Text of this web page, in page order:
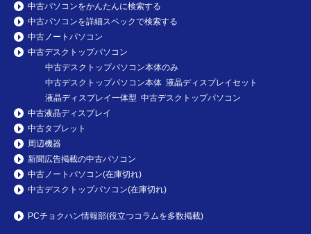
中古パソコンをかんたんに検索する
中古パソコンを詳細スペックで検索する
中古ノートパソコン
中古デスクトップパソコン
中古デスクトップパソコン本体のみ
中古デスクトップパソコン本体 液晶ディスプレイセット
液晶ディスプレイ一体型 中古デスクトップパソコン
中古液晶ディスプレイ
中古タブレット
周辺機器
新聞広告掲載の中古パソコン
中古ノートパソコン(在庫切れ)
中古デスクトップパソコン(在庫切れ)
PCチョクハン情報部(役立つコラムを多数掲載)